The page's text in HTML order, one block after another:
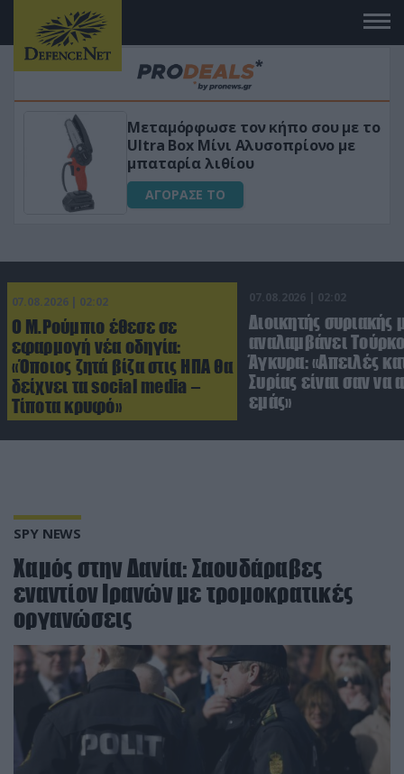
Μεταμόρφωσε τον κήπο σου με το
Ultra Box Μίνι Αλυσοπρίονο με
μπαταρία λιθίου
ΑΓΟΡΑΣΕ ΤΟ
07.08.2026 | 02:02
Ο Μ.Ρούμπιο έθεσε σε
εφαρμογή νέα οδηγία:
«Όποιος ζητά βίζα στις ΗΠΑ θα
δείχνει τα social media –
Τίποτα κρυφό»
07.08.2026 | 02:02
Διοικητής συριακής
αναλαμβάνει
Άγκυρα: «Απειλές
Συρίας είναι σαν να
εμάς»
SPY NEWS
Χαμός στην Δανία: Σαουδάραβες
εναντίον Ιρανών με τρομοκρατικές
οργανώσεις